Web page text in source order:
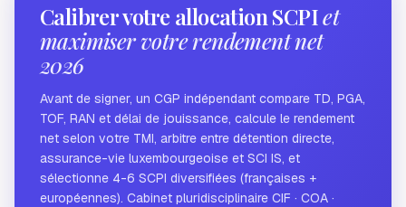
Calibrer votre allocation SCPIet
maximiser votre rendement net
2026
Avant de signer, un CGP indépendant compare TD, PGA,
TOF, RAN et délai de jouissance, calcule le rendement
net selon votre TMI, arbitre entre détention directe,
assurance-vie luxembourgeoise et SCI IS, et
sélectionne 4-6 SCPI diversifiées (françaises +
européennes). Cabinet pluridisciplinaire CIF · COA ·